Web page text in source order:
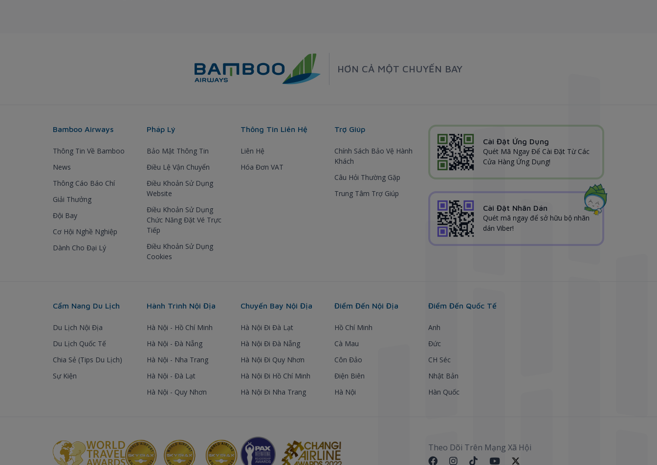
HƠN CẢ MỘT CHUYẾN BAY
Bamboo Airways
Thông Tin Về Bamboo
News
Thông Cáo Báo Chí
Giải Thưởng
Đội Bay
Cơ Hội Nghề Nghiệp
Dành Cho Đại Lý
Pháp Lý
Bảo Mật Thông Tin
Điều Lệ Vận Chuyển
Điều Khoản Sử Dụng
Website
Điều Khoản Sử Dụng
Chức Năng Đặt Vé Trực
Tiếp
Điều Khoản Sử Dụng
Cookies
Thông Tin Liên Hệ
Liên Hệ
Hóa Đơn VAT
Trợ Giúp
Chính Sách Bảo Vệ Hành
Khách
Câu Hỏi Thường Gặp
Trung Tâm Trợ Giúp
Cài Đặt Ứng Dụng
Quét Mã Ngay Để Cài Đặt Từ Các
Cửa Hàng Ứng Dụng!
Cài Đặt Nhãn Dán
Quét mã ngay để sở hữu bộ nhãn
dán Viber!
Cẩm Nang Du Lịch
Du Lịch Nội Địa
Du Lịch Quốc Tế
Chia Sẻ (Tips Du Lịch)
Sự Kiện
Hành Trình Nội Địa
Hà Nội - Hồ Chí Minh
Hà Nội - Đà Nẵng
Hà Nội - Nha Trang
Hà Nội - Đà Lạt
Hà Nội - Quy Nhơn
Chuyến Bay Nội Địa
Hà Nội Đi Đà Lạt
Hà Nội Đi Đà Nẵng
Hà Nội Đi Quy Nhơn
Hà Nội Đi Hồ Chí Minh
Hà Nội Đi Nha Trang
Điểm Đến Nội Địa
Hồ Chí Minh
Cà Mau
Côn Đảo
Điện Biên
Hà Nội
Điểm Đến Quốc Tế
Anh
Đức
CH Séc
Nhật Bản
Hàn Quốc
Theo Dõi Trên Mạng Xã Hội